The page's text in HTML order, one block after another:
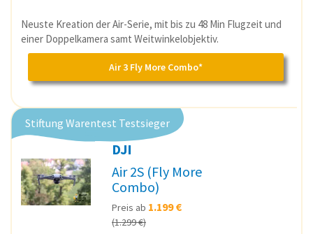
Neuste Kreation der Air-Serie, mit bis zu 48 Min Flugzeit und
einer Doppelkamera samt Weitwinkelobjektiv.
Air 3 Fly More Combo*
Stiftung Warentest Testsieger
DJI
Air 2S (Fly More
Combo)
Preis ab 1.199 €
(1.299 €)